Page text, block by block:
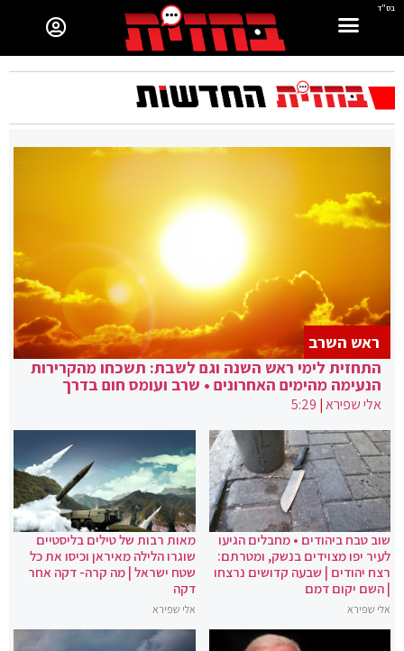
בס"ד
התחזית לימי ראש השנה וגם לשבת: תשכחו מהקרירות
הנעימה מהימים האחרונים • שרב ועומס חום בדרך
אלי שפירא|
5:29
ראש השרב
שוב טבח ביהודים • מחבלים הגיעו
לעיר יפו מצוידים בנשק, ומטרתם:
רצח יהודים | שבעה קדושים נרצחו
| השם יקום דמם
אלי שפירא
מאות רבות של טילים בליסטיים
שוגרו הלילה מאיראן וכיסו את כל
שטח ישראל | מה קרה- דקה אחר
דקה
אלי שפירא